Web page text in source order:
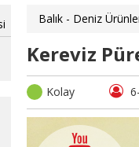
Balık - Deniz
Kereviz
Kolay